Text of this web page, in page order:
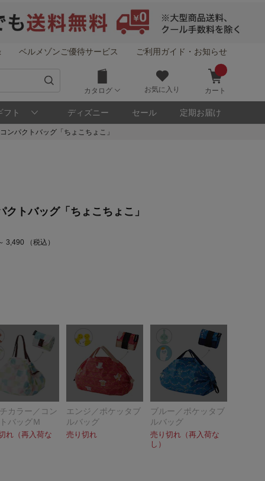
ベルメゾンご優待サービス ご利用ガイド・お知らせ
カタログ お気に入り カート
フト ディズニー セール 定期お届け
ンパクトバッグ「ちょこちょこ」
トバッグ「ちょこちょこ」
3,490 （税込）
カラー／コン
バッグＭ
れ（再入荷な
エンジ／ポケッタブ
ルバッグ
売り切れ
ブルー／ポケッタブ
ルバッグ
売り切れ（再入荷な
し）